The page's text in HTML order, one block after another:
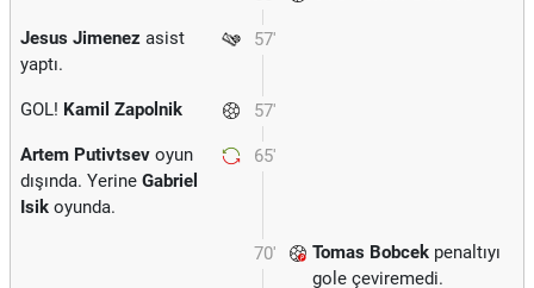
57'
Jesus Jimenez asist
yaptı.
57'
GOL! Kamil Zapolnik
65'
Artem Putivtsev oyun
dışında. Yerine Gabriel
Isik oyunda.
70' Tomas Bobcek penaltıyı
gole çeviremedi.